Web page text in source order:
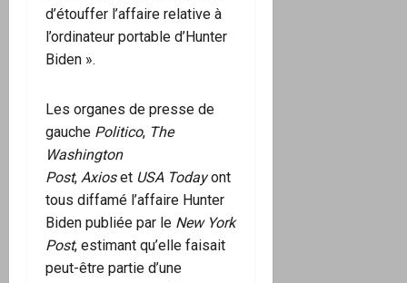
d’étouffer l’affaire relative à
l’ordinateur portable d’Hunter
Biden ».
Les organes de presse de
gauche Politico, The
Washington
Post, Axioset USA Todayont
tous diffamé l’affaire Hunter
Biden publiée par le New York
Post, estimant qu’elle faisait
peut-être partie d’une